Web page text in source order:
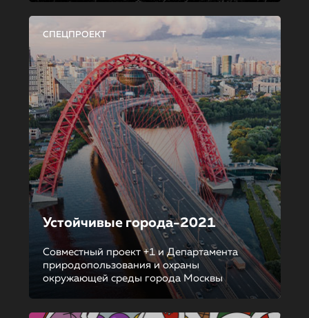
СПЕЦПРОЕКТ
Устойчивые города-2021
Совместный проект +1 и Департамента
природопользования и охраны
окружающей среды города Москвы